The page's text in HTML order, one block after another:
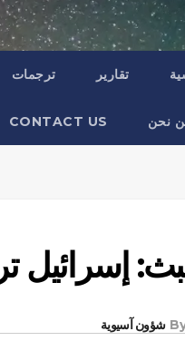
تقارير ترجمات
نحن CONTACT US
إسرائيل
By شؤون آسيوية